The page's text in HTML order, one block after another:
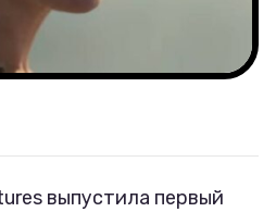
выпустила первый